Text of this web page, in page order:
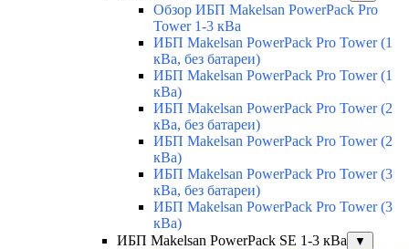
Обзор ИБП Makelsan PowerPack Pro
Tower 1-3 кВа
ИБП Makelsan PowerPack Pro Tower (1
кВа, без батареи)
ИБП Makelsan PowerPack Pro Tower (1
кВа)
ИБП Makelsan PowerPack Pro Tower (2
кВа, без батареи)
ИБП Makelsan PowerPack Pro Tower (2
кВа)
ИБП Makelsan PowerPack Pro Tower (3
кВа, без батареи)
ИБП Makelsan PowerPack Pro Tower (3
кВа)
ИБП Makelsan PowerPack SE 1-3 кВа
▼